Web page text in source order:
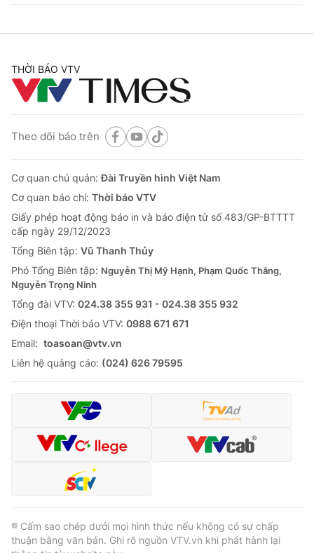
THỜI BÁO VTV
Theo dõi báo trên
Cơ quan chủ quản:Đài Truyền hình Việt Nam
Cơ quan báo chí: Thời báo VTV
Giấy phép hoạt động báo in và báo điện tử số 483/GP-BTTTT
cấp ngày 29/12/2023
Tổng Biên tập: Vũ Thanh Thủy
Phó Tổng Biên tập: Nguyễn Thị Mỹ Hạnh, Phạm Quốc Thắng,
Nguyễn Trọng Ninh
Tổng đài VTV: 024.38 355 931 - 024.38 355 932
Ðiện thoại Thời báo VTV: 0988 671 671
Email: toasoan@vtv.vn
Liên hệ quảng cáo: (024) 626 79595
® Cấm sao chép dưới mọi hình thức nếu không có sự chấp
thuận bằng văn bản. Ghi rõ nguồn VTV.vn khi phát hành lại